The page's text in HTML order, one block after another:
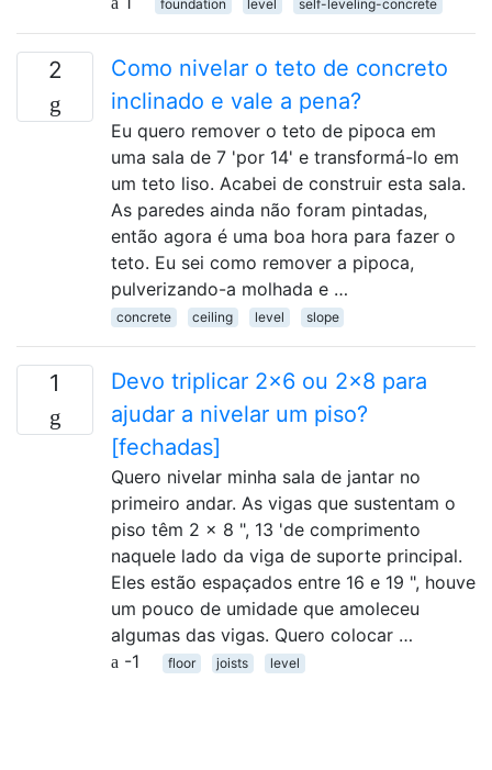
foundation level self-leveling-concrete
2
Como nivelar o teto de concreto
inclinado e vale a pena?
Eu quero remover o teto de pipoca em
uma sala de 7 'por 14' e transformá-lo em
um teto liso. Acabei de construir esta sala.
As paredes ainda não foram pintadas,
então agora é uma boa hora para fazer o
teto. Eu sei como remover a pipoca,
pulverizando-a molhada e …
concrete ceiling level slope
1
Devo triplicar 2x6 ou 2x8 para
ajudar a nivelar um piso?
[fechadas]
Quero nivelar minha sala de jantar no
primeiro andar. As vigas que sustentam o
piso têm 2 x 8 ", 13 'de comprimento
naquele lado da viga de suporte principal.
Eles estão espaçados entre 16 e 19 ", houve
um pouco de umidade que amoleceu
algumas das vigas. Quero colocar …
-1
floor joists level